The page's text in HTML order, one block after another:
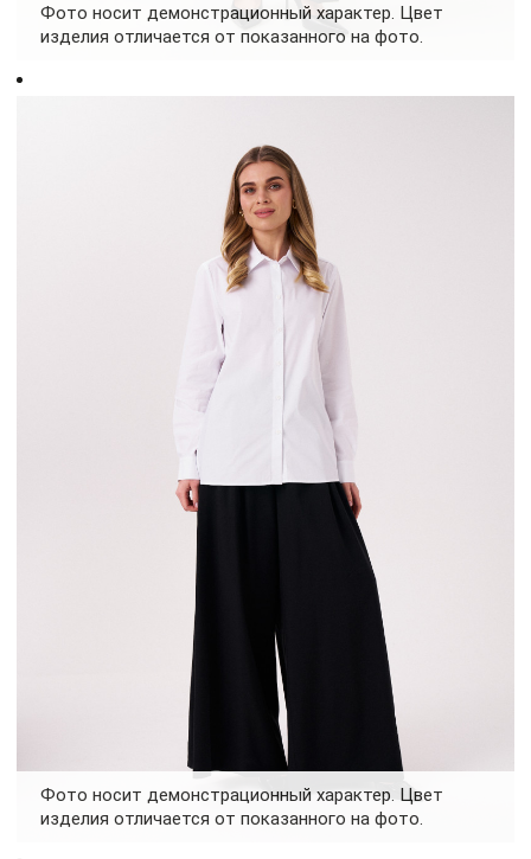
Фото носит демонстрационный характер. Цвет
изделия отличается от показанного на фото.
Фото носит демонстрационный характер. Цвет
изделия отличается от показанного на фото.